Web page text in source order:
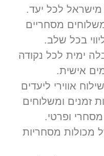
לכל יעד.
מסחריים
בכל שלב.
ימית לכל נקודה
אישית.
אווירי ליעדים
זמנים ומשלוחים
ופרטי.
מסחריות